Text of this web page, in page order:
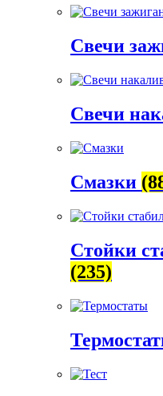
Свечи
Свечи
Смазки
Стойки
(235)